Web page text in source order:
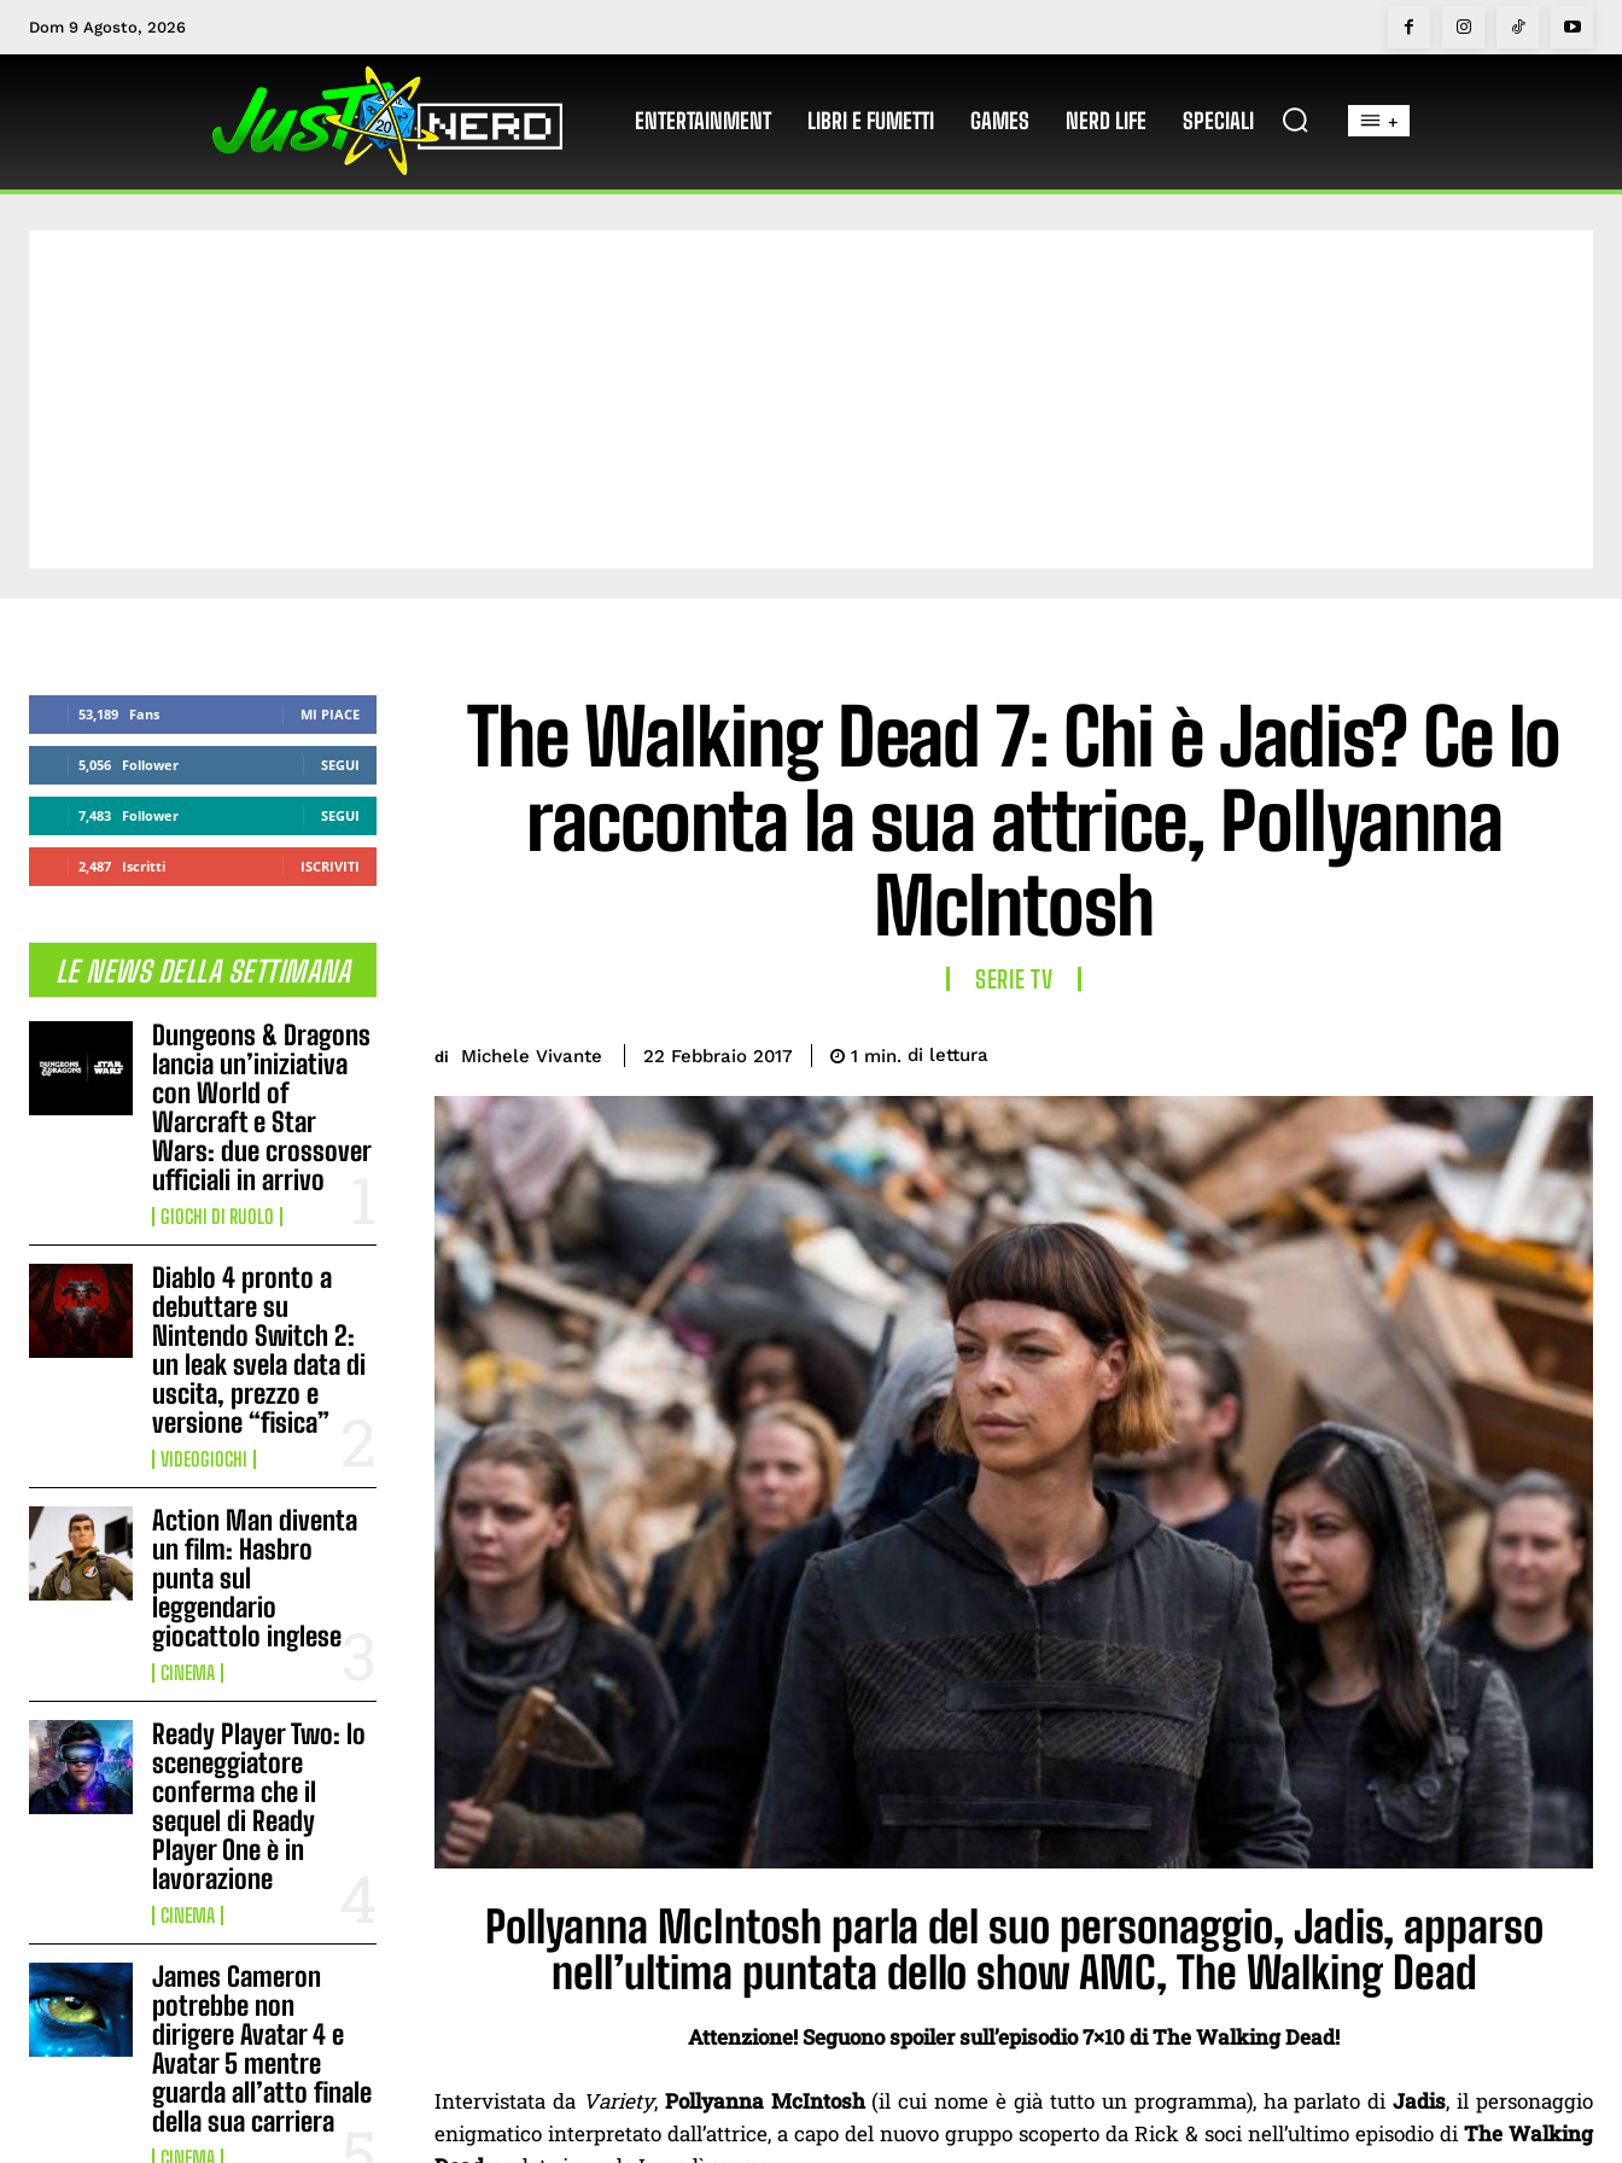
Dom 9 Agosto, 2026
ENTERTAINMENT LIBRI E FUMETTI GAMES NERD LIFE SPECIALI +
53,189 Fans MI PIACE
5,056 Follower SEGUI
7,483 Follower SEGUI
2,487 Iscritti ISCRIVITI
LE NEWS DELLA SETTIMANA
Dungeons & Dragons
lancia un’iniziativa
con World of
Warcraft e Star
Wars: due crossover
ufficiali in arrivo
GIOCHI DI RUOLO
Diablo 4 pronto a
debuttare su
Nintendo Switch 2:
un leak svela data di
uscita, prezzo e
versione “fisica”
VIDEOGIOCHI
Action Man diventa
un film: Hasbro
punta sul
leggendario
giocattolo inglese
CINEMA
Ready Player Two: lo
sceneggiatore
conferma che il
sequel di Ready
Player One è in
lavorazione
CINEMA
James Cameron
potrebbe non
dirigere Avatar 4 e
Avatar 5 mentre
guarda all’atto finale
della sua carriera
CINEMA
The Walking Dead 7: Chi è Jadis? Ce lo
racconta la sua attrice, Pollyanna
McIntosh
SERIE TV
di Michele Vivante 22 Febbraio 2017 1 min. di lettura
Pollyanna McIntosh parla del suo personaggio, Jadis, apparso
nell’ultima puntata dello show AMC, The Walking Dead
Attenzione! Seguono spoiler sull’episodio 7×10 di The Walking Dead!
Intervistata da Variety, Pollyanna McIntosh(il cui nome è già tutto un programma), ha parlato diJadis, il personaggio
enigmatico interpretato dall’attrice, a capo del nuovo gruppo scoperto da Rick & soci nell’ultimo episodio di The Walking